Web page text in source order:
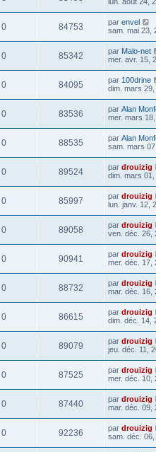
0 84753 par envel
sam. mai 23,
0 85342 par Malo-net
mer. avr. 15,
0 84095 par 100drine
dim. mars
0 83536 par Alan
mer. mars
0 88535 par Alan
sam. mars
0 89524 par drouizig
dim. mars
0 85997 par drouizig
lun. janv. 12,
0 89058 par drouizig
ven. déc. 26,
0 90941 par drouizig
mer. déc. 17,
0 88732 par drouizig
mar. déc. 16,
0 86615 par drouizig
dim. déc. 14,
0 89079 par drouizig
jeu. déc. 11,
0 87525 par drouizig
mer. déc. 10,
0 87440 par drouizig
mar. déc. 09,
0 92236 par drouizig
sam. déc.